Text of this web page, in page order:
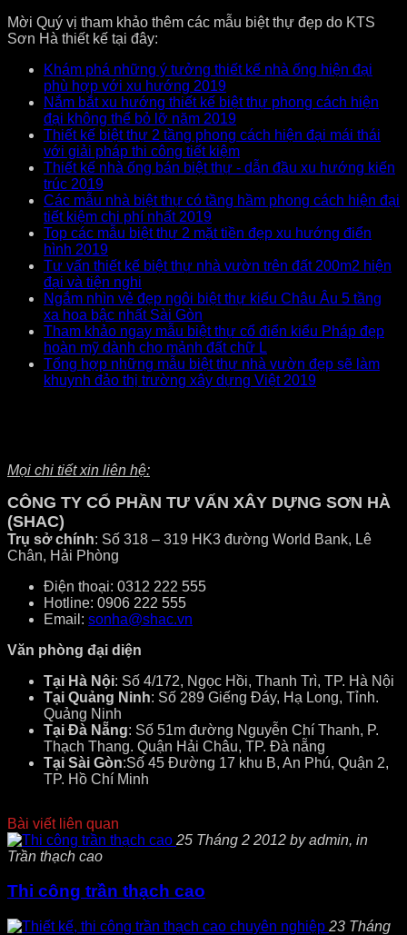
Mời Quý vị tham khảo thêm các mẫu biệt thự đẹp do KTS
Sơn Hà thiết kế tại đây:
Khám phá những ý tưởng thiết kế nhà ống hiện đại
phù hợp với xu hướng 2019
Nắm bắt xu hướng thiết kế biệt thự phong cách hiện
đại không thể bỏ lỡ năm 2019
Thiết kế biệt thự 2 tầng phong cách hiện đại mái thái
với giải pháp thi công tiết kiệm
Thiết kế nhà ống bán biệt thự - dẫn đầu xu hướng kiến
trúc 2019
Các mẫu nhà biệt thự có tầng hầm phong cách hiện đại
tiết kiệm chi phí nhất 2019
Top các mẫu biệt thự 2 mặt tiền đẹp xu hướng điển
hình 2019
Tư vấn thiết kế biệt thự nhà vườn trên đất 200m2 hiện
đại và tiện nghi
Ngắm nhìn vẻ đẹp ngôi biệt thự kiểu Châu Âu 5 tầng
xa hoa bậc nhất Sài Gòn
Tham khảo ngay mẫu biệt thự cổ điển kiểu Pháp đẹp
hoàn mỹ dành cho mảnh đất chữ L
Tổng hợp những mẫu biệt thự nhà vườn đẹp sẽ làm
khuynh đảo thị trường xây dựng Việt 2019
Mọi chi tiết xin liên hệ:
CÔNG TY CỔ PHẦN TƯ VẤN XÂY DỰNG SƠN HÀ
(SHAC)
Trụ sở chính: Số 318 – 319 HK3 đường World Bank, Lê
Chân, Hải Phòng
Điện thoại: 0312 222 555
Hotline: 0906 222 555
Email: sonha@shac.vn
Văn phòng đại diện
Tại Hà Nội: Số 4/172, Ngọc Hồi, Thanh Trì, TP. Hà Nội
Tại Quảng Ninh: Số 289 Giếng Đáy, Hạ Long, Tỉnh.
Quảng Ninh
Tại Đà Nẵng: Số 51m đường Nguyễn Chí Thanh, P.
Thạch Thang. Quận Hải Châu, TP. Đà nẵng
Tại Sài Gòn:Số 45 Đường 17 khu B, An Phú, Quận 2,
TP. Hồ Chí Minh
Bài viết liên quan
25 Tháng 2 2012 by admin, in
Trần thạch cao
Thi công trần thạch cao
23 Tháng